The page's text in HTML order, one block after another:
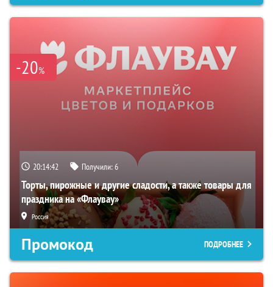
-20%
20:14:41 Получили:6
Торты, пирожные и другие сладости, а также товары для
праздника на «Флаувау»
Россия
Промокод ПОДРОБНЕЕ